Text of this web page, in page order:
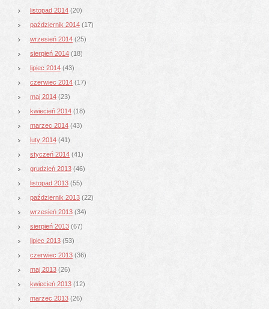
listopad 2014 (20)
październik 2014 (17)
wrzesień 2014 (25)
sierpień 2014 (18)
lipiec 2014 (43)
czerwiec 2014 (17)
maj 2014 (23)
kwiecień 2014 (18)
marzec 2014 (43)
luty 2014 (41)
styczeń 2014 (41)
grudzień 2013 (46)
listopad 2013 (55)
październik 2013 (22)
wrzesień 2013 (34)
sierpień 2013 (67)
lipiec 2013 (53)
czerwiec 2013 (36)
maj 2013 (26)
kwiecień 2013 (12)
marzec 2013 (26)